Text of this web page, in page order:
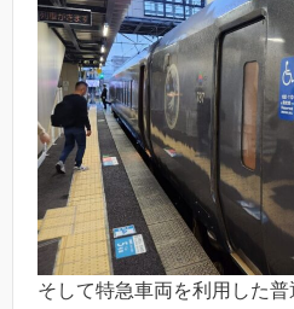
そして特急車両を利用した普